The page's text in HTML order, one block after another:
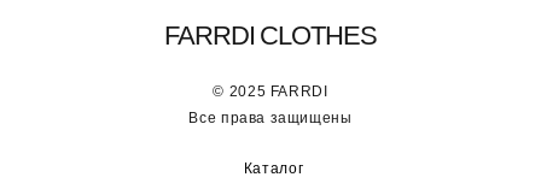
FARRDI CLOTHES
© 2025 FARRDI
Все права защищены
Каталог